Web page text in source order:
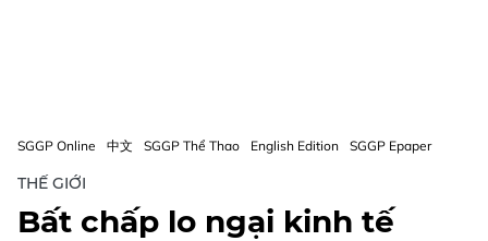
SGGP Online 中文 SGGP Thể Thao English Edition SGGP Epaper
THẾ GIỚI
Bất chấp lo ngại kinh tế